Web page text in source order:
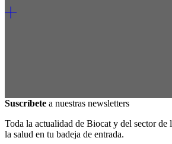
Suscríbete a nuestras newsletters
Toda la actualidad de Biocat y del sector de
la salud en tu badeja de entrada.